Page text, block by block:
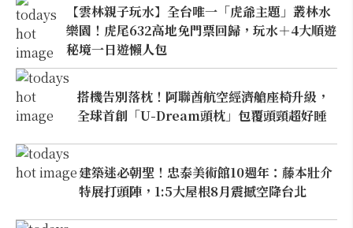
【雲林親子玩水】全台唯一「虎爺主題」叢林水
樂園！虎尾632高地免門票回歸，玩水＋4大順遊
秘境一日遊懶人包
搭機告別落枕！阿聯酋航空經濟艙座椅升級，
全球首創「U-Dream頭枕」包覆頭頸超好睡
建築迷必朝聖！忠泰美術館10週年：藤本壯介
特展打頭陣，1:5大屋根8月震撼空降台北